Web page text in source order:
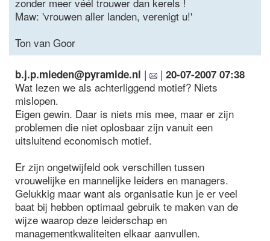
Maw: 'vrouwen aller landen, verenigt u!'
Ton van Goor
b.j.p.mieden@pyramide.nl | | 20-07-2007 07:38
Wat lezen we als achterliggend motief? Niets
mislopen.
Eigen gewin. Daar is niets mis mee, maar er zijn
problemen die niet oplosbaar zijn vanuit een
uitsluitend economisch motief.
Er zijn ongetwijfeld ook verschillen tussen
vrouwelijke en mannelijke leiders en managers.
Gelukkig maar want als organisatie kun je er veel
baat bij hebben optimaal gebruik te maken van de
wijze waarop deze leiderschap en
managementkwaliteiten elkaar aanvullen.